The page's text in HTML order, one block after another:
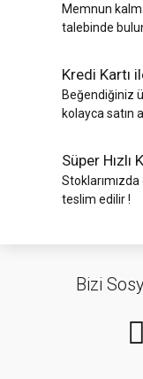
Memnun
talebinde
Kredi Kartı
Beğendiğiniz
kolayca satın
Süper Hızlı
teslim edilir !
Bizi